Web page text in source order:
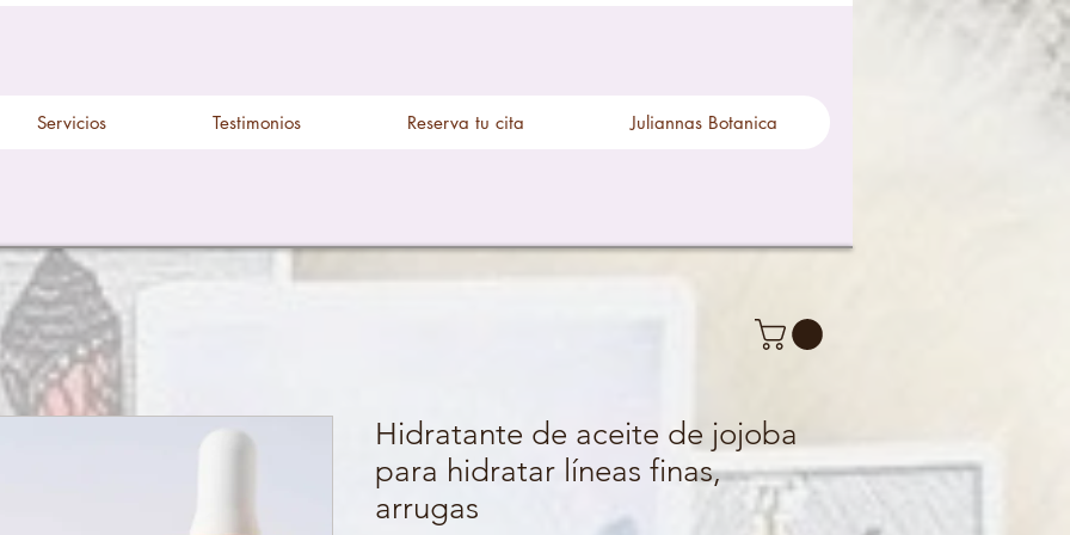
Servicios Testimonios Reserva tu cita Juliannas Botanica
Hidratante de aceite de jojoba
para hidratar líneas finas,
arrugas